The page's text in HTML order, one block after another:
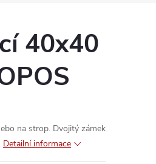
40x40
na strop. Dvojitý zámek
Detailní informace